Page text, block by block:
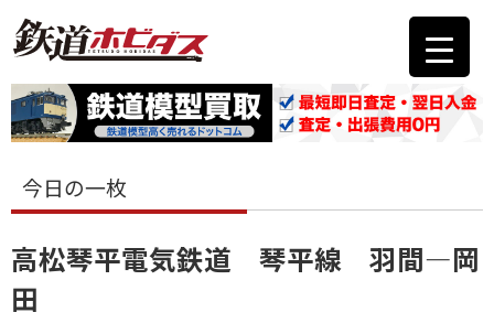
今日の一枚
高松琴平電気鉄道 琴平線 羽間―岡
田